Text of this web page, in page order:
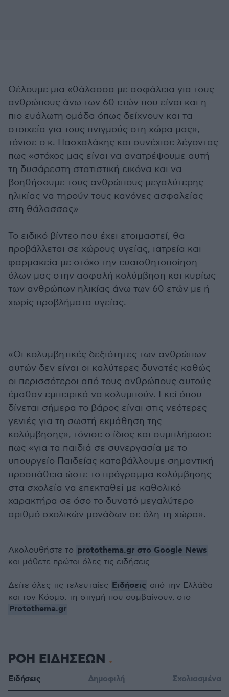
Θέλουμε μια «θάλασσα με ασφάλεια για τους
ανθρώπους άνω των 60 ετών που είναι και η
πιο ευάλωτη ομάδα όπως δείχνουν και τα
στοιχεία για τους πνιγμούς στη χώρα μας»,
τόνισε ο κ. Πασχαλάκης και συνέχισε λέγοντας
πως «στόχος μας είναι να ανατρέψουμε αυτή
τη δυσάρεστη στατιστική εικόνα και να
βοηθήσουμε τους ανθρώπους μεγαλύτερης
ηλικίας να τηρούν τους κανόνες ασφαλείας
στη θάλασσας»
Το ειδικό βίντεο που έχει ετοιμαστεί, θα
προβάλλεται σε χώρους υγείας, ιατρεία και
φαρμακεία με στόχο την ευαισθητοποίηση
όλων μας στην ασφαλή κολύμβηση και κυρίως
των ανθρώπων ηλικίας άνω των 60 ετών με ή
χωρίς προβλήματα υγείας.
«Οι κολυμβητικές δεξιότητες των ανθρώπων
αυτών δεν είναι οι καλύτερες δυνατές καθώς
οι περισσότεροι από τους ανθρώπους αυτούς
έμαθαν εμπειρικά να κολυμπούν. Εκεί όπου
δίνεται σήμερα το βάρος είναι στις νεότερες
γενιές για τη σωστή εκμάθηση της
κολύμβησης», τόνισε ο ίδιος και συμπλήρωσε
πως «για τα παιδιά σε συνεργασία με το
υπουργείο Παιδείας καταβάλλουμε σημαντική
προσπάθεια ώστε το πρόγραμμα κολύμβησης
στα σχολεία να επεκταθεί με καθολικό
χαρακτήρα σε όσο το δυνατό μεγαλύτερο
αριθμό σχολικών μονάδων σε όλη τη χώρα».
Ακολουθήστε το protothema.gr στο Google News
και μάθετε πρώτοι όλες τις ειδήσεις
Δείτε όλες τις τελευταίες Ειδήσεις από την Ελλάδα
και τον Κόσμο, τη στιγμή που συμβαίνουν, στο
Protothema.gr
ΡΟΗ ΕΙΔΗΣΕΩΝ
Ειδήσεις Δημοφιλή Σχολιασμένα